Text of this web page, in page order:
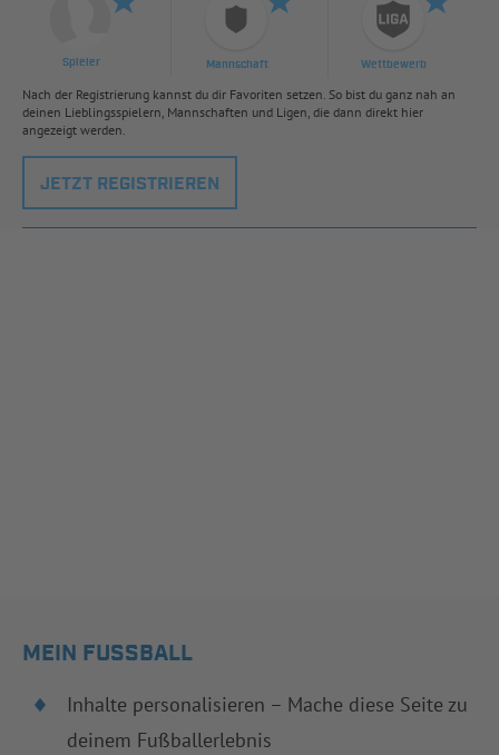
Spieler Mannschaft Wettbewerb
Nach der Registrierung kannst du dir Favoriten setzen. So bist du ganz nah an
deinen Lieblingsspielern, Mannschaften und Ligen, die dann direkt hier
angezeigt werden.
JETZT REGISTRIEREN
MEIN FUSSBALL
Inhalte personalisieren – Mache diese Seite zu
deinem Fußballerlebnis